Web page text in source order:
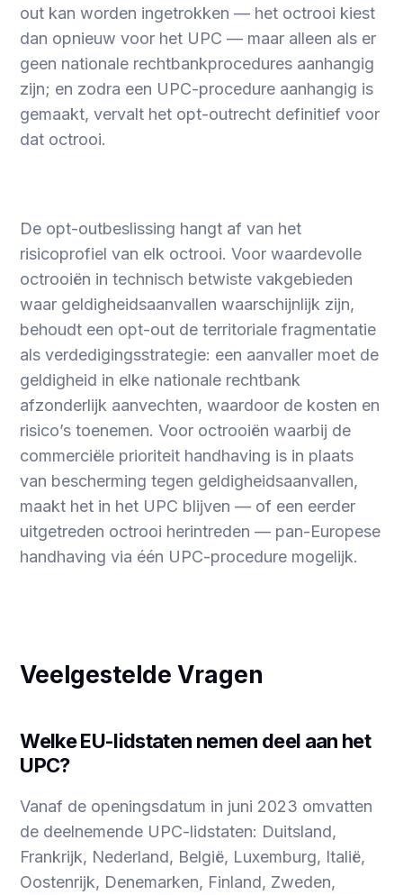
out kan worden ingetrokken — het octrooi kiest
dan opnieuw voor het UPC — maar alleen als er
geen nationale rechtbankprocedures aanhangig
zijn; en zodra een UPC-procedure aanhangig is
gemaakt, vervalt het opt-outrecht definitief voor
dat octrooi.
De opt-outbeslissing hangt af van het
risicoprofiel van elk octrooi. Voor waardevolle
octrooiën in technisch betwiste vakgebieden
waar geldigheidsaanvallen waarschijnlijk zijn,
behoudt een opt-out de territoriale fragmentatie
als verdedigingsstrategie: een aanvaller moet de
geldigheid in elke nationale rechtbank
afzonderlijk aanvechten, waardoor de kosten en
risico’s toenemen. Voor octrooiën waarbij de
commerciële prioriteit handhaving is in plaats
van bescherming tegen geldigheidsaanvallen,
maakt het in het UPC blijven — of een eerder
uitgetreden octrooi herintreden — pan-Europese
handhaving via één UPC-procedure mogelijk.
Veelgestelde Vragen
Welke EU-lidstaten nemen deel aan het
UPC?
Vanaf de openingsdatum in juni 2023 omvatten
de deelnemende UPC-lidstaten: Duitsland,
Frankrijk, Nederland, België, Luxemburg, Italië,
Oostenrijk, Denemarken, Finland, Zweden,